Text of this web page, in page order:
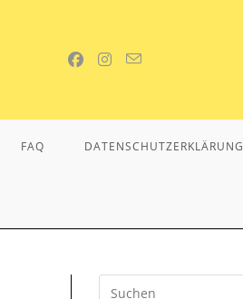
FAQ DATENSCHUTZERKLÄRUNG